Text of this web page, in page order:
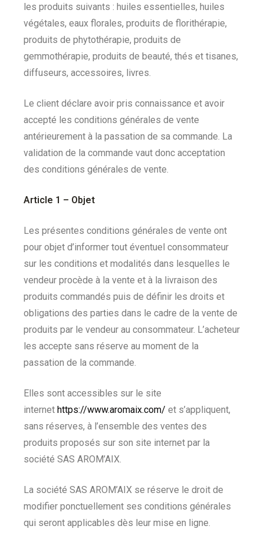
les produits suivants : huiles essentielles, huiles
végétales, eaux florales, produits de florithérapie,
produits de phytothérapie, produits de
gemmothérapie, produits de beauté, thés et tisanes,
diffuseurs, accessoires, livres.
Le client déclare avoir pris connaissance et avoir
accepté les conditions générales de vente
antérieurement à la passation de sa commande. La
validation de la commande vaut donc acceptation
des conditions générales de vente.
Article 1 – Objet
Les présentes conditions générales de vente ont
pour objet d’informer tout éventuel consommateur
sur les conditions et modalités dans lesquelles le
vendeur procède à la vente et à la livraison des
produits commandés puis de définir les droits et
obligations des parties dans le cadre de la vente de
produits par le vendeur au consommateur. L’acheteur
les accepte sans réserve au moment de la
passation de la commande.
Elles sont accessibles sur le site
internet https://www.aromaix.com/ et s’appliquent,
sans réserves, à l’ensemble des ventes des
produits proposés sur son site internet par la
société SAS AROM’AIX.
La société SAS AROM’AIX se réserve le droit de
modifier ponctuellement ses conditions générales
qui seront applicables dès leur mise en ligne.